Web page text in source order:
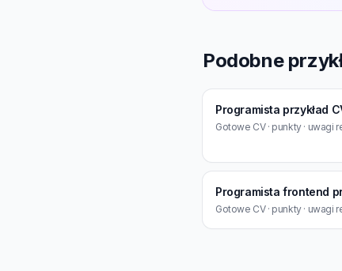
Podobne
Programista przykład
Gotowe CV · punkty · uwagi
Programista frontend
Gotowe CV · punkty · uwagi